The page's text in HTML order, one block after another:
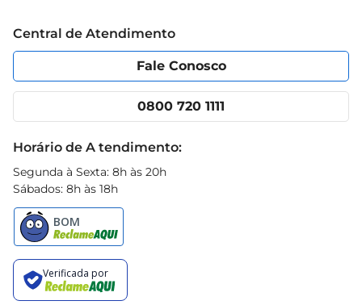
Política de Privacidade
Portal do fornecedor
Cencosud Media
Código de Ética
App Prezunic
Central de Atendimento
Fale Conosco
0800 720 1111
Horário de A tendimento:
Segunda à Sexta: 8h às 20h
Sábados: 8h às 18h